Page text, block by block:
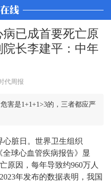
已成首要死亡原
长李建平：中年
代周报
害是1+1+1>3的，三者都应严
心脏日。世界卫生组织
全球心血管疾病报告》显
原因，每年导致约960万人
年发布的数据表明，我国